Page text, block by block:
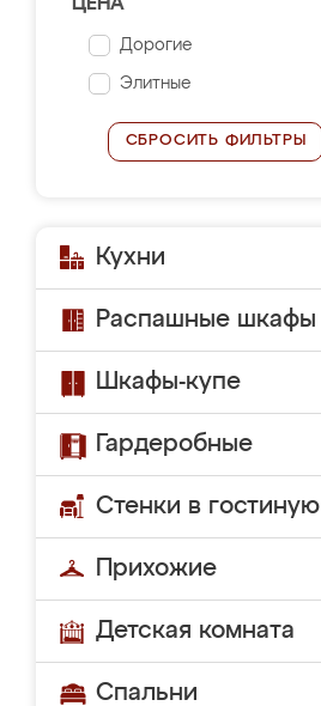
ЦЕНА
Дорогие
Элитные
СБРОСИТЬ ФИЛЬТРЫ
Кухни
Распашные шкафы
Шкафы-купе
Гардеробные
Стенки в гостиную
Прихожие
Детская комната
Спальни